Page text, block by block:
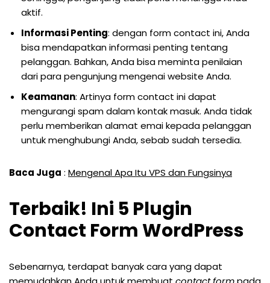
aktif.
Informasi Penting: dengan form contact ini, Anda
bisa mendapatkan informasi penting tentang
pelanggan. Bahkan, Anda bisa meminta penilaian
dari para pengunjung mengenai website Anda.
Keamanan: Artinya form contact ini dapat
mengurangi spam dalam kontak masuk. Anda tidak
perlu memberikan alamat emai kepada pelanggan
untuk menghubungi Anda, sebab sudah tersedia.
Baca Juga : Mengenal Apa Itu VPS dan Fungsinya
Terbaik! Ini 5 Plugin
Contact Form WordPress
Sebenarnya, terdapat banyak cara yang dapat